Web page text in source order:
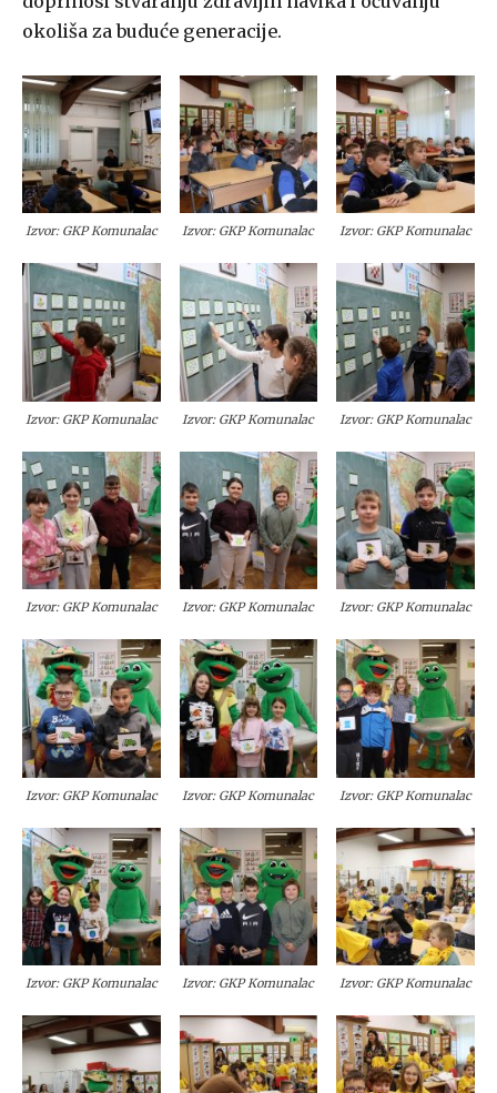
okoliša za buduće generacije.
Izvor: GKP Komunalac Izvor: GKP Komunalac Izvor: GKP Komunalac
Izvor: GKP Komunalac Izvor: GKP Komunalac Izvor: GKP Komunalac
Izvor: GKP Komunalac Izvor: GKP Komunalac Izvor: GKP Komunalac
Izvor: GKP Komunalac Izvor: GKP Komunalac Izvor: GKP Komunalac
Izvor: GKP Komunalac Izvor: GKP Komunalac Izvor: GKP Komunalac